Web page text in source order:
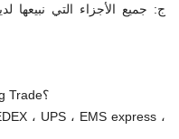
4. س: ما هي خدمة الشحن تقدم Heneng Trade؟